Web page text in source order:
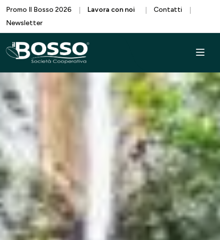
Promo Il Bosso 2026 Lavora con noi
Contatti
Newsletter